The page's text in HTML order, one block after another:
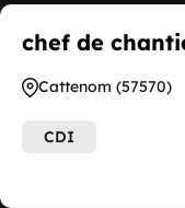
chef de
Cattenom (57570)
CDI